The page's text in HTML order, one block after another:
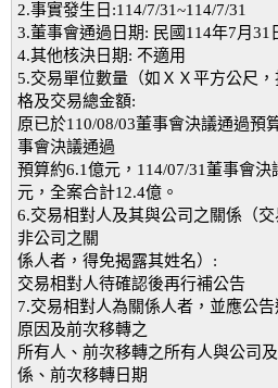
2.事實發生日:114/7/31~114/7/31
3.董事會通過日期: 民國114年7月31
4.其他核決日期: 不適用
5.交易單位數量（如ＸＸ平方公尺
格及交易總金額:
原已於110/08/03董事會決議通過預
事會決議通過
預算約6.1億元，114/07/31董事會
元，全案合計12.4億。
6.交易相對人及其與公司之關係（
非公司之關
係人者，得免揭露其姓名）:
交易相對人待確認後再行補公告
7.交易相對人為關係人者，並應公
原因及前次移轉之
所有人、前次移轉之所有人與公司
係、前次移轉日期